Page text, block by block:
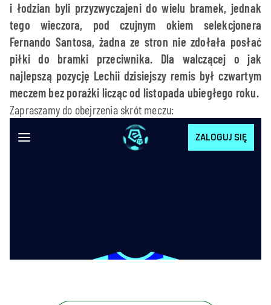
i łodzian byli przyzwyczajeni do wielu bramek, jednak
tego wieczora, pod czujnym okiem selekcjonera
Fernando Santosa, żadna ze stron nie zdołała posłać
piłki do bramki przeciwnika. Dla walczącej o jak
najlepszą pozycję Lechii dzisiejszy remis był czwartym
meczem bez porażki licząc od listopada ubiegłego roku.
Zapraszamy do obejrzenia skrót meczu: